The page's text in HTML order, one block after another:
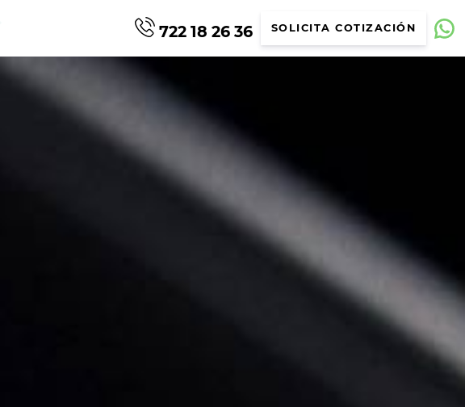
722 18 26 36 SOLICITA COTIZACIÓN